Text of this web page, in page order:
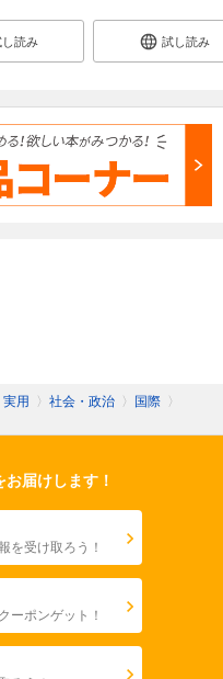
読み 試し読み
用 〉 社会・政治 〉 国際 〉
お届けします！
を受け取ろう！
ーポンゲット！